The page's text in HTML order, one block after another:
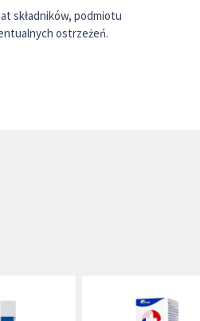
składników, podmiotu
ostrzeżeń.